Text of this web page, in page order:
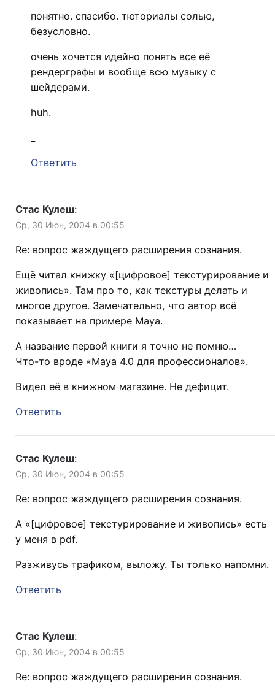
понятно. спасибо. тюториалы солью,
безусловно.
очень хочется идейно понять все её
рендерграфы и вообще всю музыку с
шейдерами.
huh.
Ответить
Стас Кулеш:
Ср, 30 Июн, 2004 в 00:55
Re: вопрос жаждущего расширения сознания.
Ещё читал книжку «[цифровое] текстурирование и
живопись». Там про то, как текстуры делать и
многое другое. Замечательно, что автор всё
показывает на примере Maya.
А название первой книги я точно не помню…
Что-то вроде «Maya 4.0 для профессионалов».
Видел её в книжном магазине. Не дефицит.
Ответить
Стас Кулеш:
Ср, 30 Июн, 2004 в 00:55
Re: вопрос жаждущего расширения сознания.
А «[цифровое] текстурирование и живопись» есть
у меня в pdf.
Разживусь трафиком, выложу. Ты только напомни.
Ответить
Стас Кулеш:
Ср, 30 Июн, 2004 в 00:55
Re: вопрос жаждущего расширения сознания.